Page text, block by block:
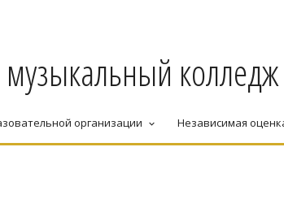
музыкальный
организации keyboard_arrow_down Независимая